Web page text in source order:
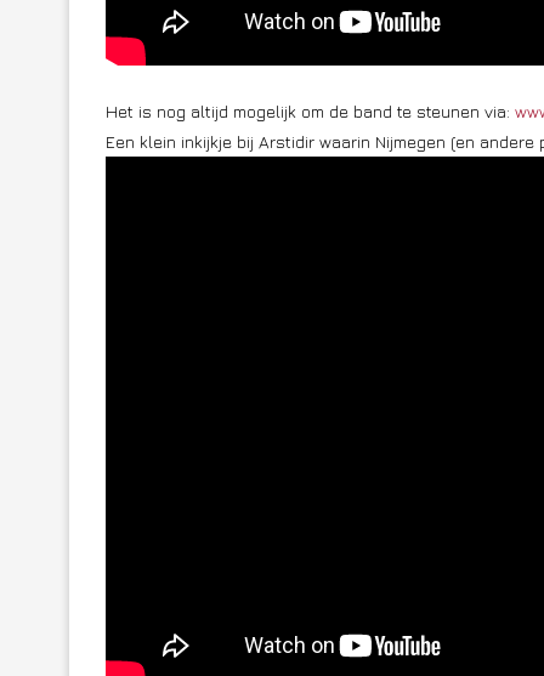
Het is nog altijd mogelijk om de band te steunen via:
Een klein inkijkje bij Arstidir waarin Nijmegen (en